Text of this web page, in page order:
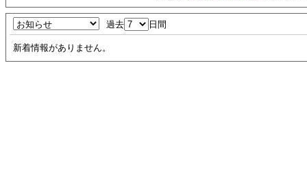
過去 日間
新着情報がありません。